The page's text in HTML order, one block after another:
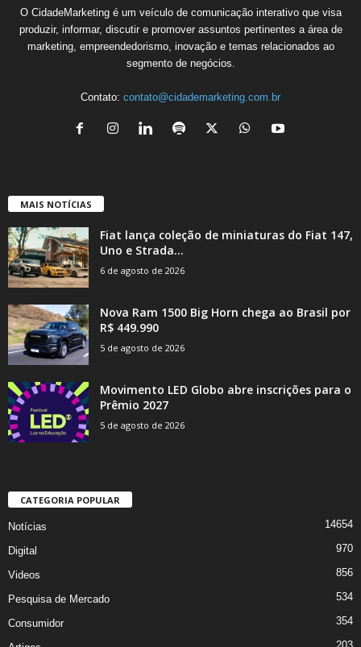
O CidadeMarketing é um veículo de comunicação interativo que visa
produzir, informar, discutir e promover assuntos pertinentes a área de
marketing, empreendedorismo, inovação e temas relacionados ao
segmento de negócios.
Contato: contato@cidademarketing.com.br
MAIS NOTÍCIAS
Fiat lança coleção de miniaturas do Fiat 147,
Uno e Strada...
6 de agosto de 2026
Nova Ram 1500 Big Horn chega ao Brasil por
R$ 449.990
5 de agosto de 2026
Movimento LED Globo abre inscrições para o
Prêmio 2027
5 de agosto de 2026
CATEGORIA POPULAR
Notícias 14654
Digital 970
Videos 856
Pesquisa de Mercado 534
Consumidor 354